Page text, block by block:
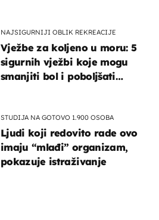
NAJSIGURNIJI OBLIK REKREACIJE
Vježbe za koljeno u moru: 5
sigurnih vježbi koje mogu
smanjiti bol i poboljšati
STUDIJA NA GOTOVO 1.900 OSOBA
Ljudi koji redovito rade ovo
imaju “mlađi” organizam,
pokazuje istraživanje